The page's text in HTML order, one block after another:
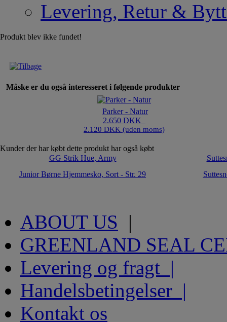
Levering, Retur &
Produkt blev ikke fundet!
Måske er du også interesseret i følgende produkter
Parker - Natur
2.650 DKK
2.120 DKK (uden moms)
Kunder der har købt dette produkt har også købt
GG Strik Hue, Army
Junior Børne Hjemmesko, Sort - Str. 29
ABOUT US |
GREENLAND SEAL
Levering og fragt |
Handelsbetingelser |
Kontakt os